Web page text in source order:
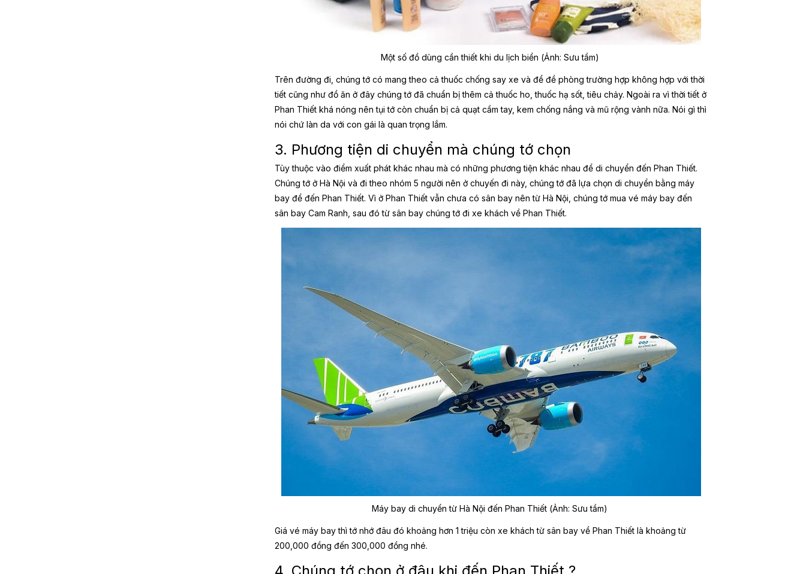
Một số đồ dùng cần thiết khi du lịch biển (Ảnh: Sưu tầm)
Trên đường đi, chúng tớ có mang theo cả thuốc chống say xe và để đề phòng trường hợp không hợp với thời
tiết cũng như đồ ăn ở đây chúng tớ đã chuẩn bị thêm cả thuốc ho, thuốc hạ sốt, tiêu chảy. Ngoài ra vì thời tiết ở
Phan Thiết khá nóng nên tụi tớ còn chuẩn bị cả quạt cầm tay, kem chống nắng và mũ rộng vành nữa. Nói gì thì
nói chứ làn da với con gái là quan trọng lắm.
3. Phương tiện di chuyển mà chúng tớ chọn
Tùy thuộc vào điểm xuất phát khác nhau mà có những phương tiện khác nhau để di chuyển đến Phan Thiết.
Chúng tớ ở Hà Nội và đi theo nhóm 5 người nên ở chuyến đi này, chúng tớ đã lựa chọn di chuyển bằng máy
bay để đến Phan Thiết. Vì ở Phan Thiết vẫn chưa có sân bay nên từ Hà Nội, chúng tớ mua vé máy bay đến
sân bay Cam Ranh, sau đó từ sân bay chúng tớ đi xe khách về Phan Thiết.
Máy bay di chuyển từ Hà Nội đến Phan Thiết (Ảnh: Sưu tầm)
Giá vé máy bay thì tớ nhớ đâu đó khoảng hơn 1 triệu còn xe khách từ sân bay về Phan Thiết là khoảng từ
200,000 đồng đến 300,000 đồng nhé.